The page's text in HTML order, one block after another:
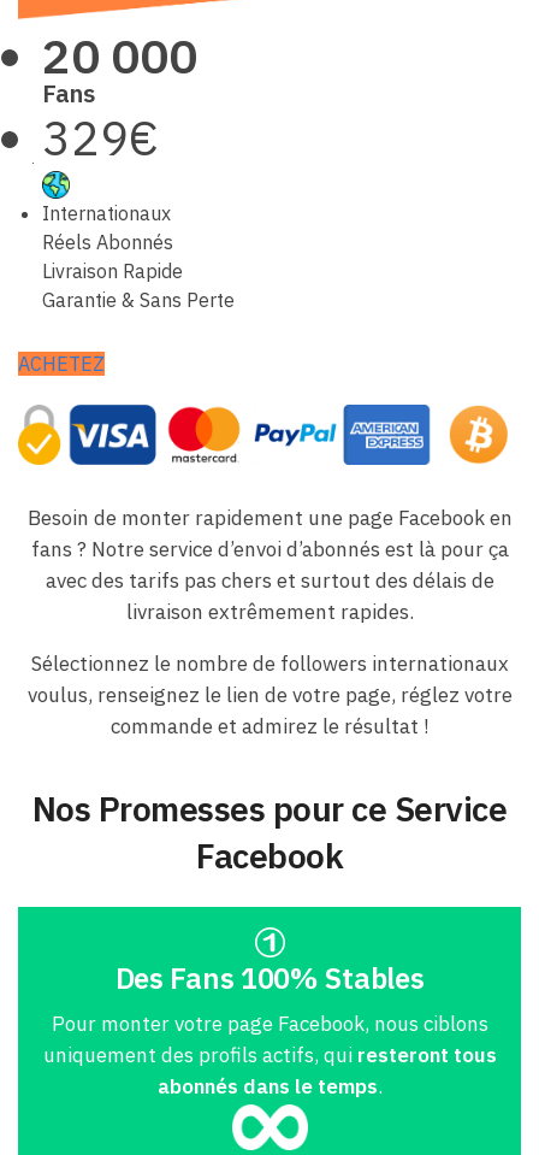
20 000
Fans
329€
Internationaux
Réels Abonnés
Livraison Rapide
Garantie & Sans Perte
ACHETEZ
Besoin de monter rapidement une page Facebook en
fans ? Notre service d’envoi d’abonnés est là pour ça
avec des tarifs pas chers et surtout des délais de
livraison extrêmement rapides.
Sélectionnez le nombre de followers internationaux
voulus, renseignez le lien de votre page, réglez votre
commande et admirez le résultat !
Nos Promesses pour ce Service
Facebook
Des Fans 100% Stables
Pour monter votre page Facebook, nous ciblons
uniquement des profils actifs, qui resteront tous
abonnés dans le temps.